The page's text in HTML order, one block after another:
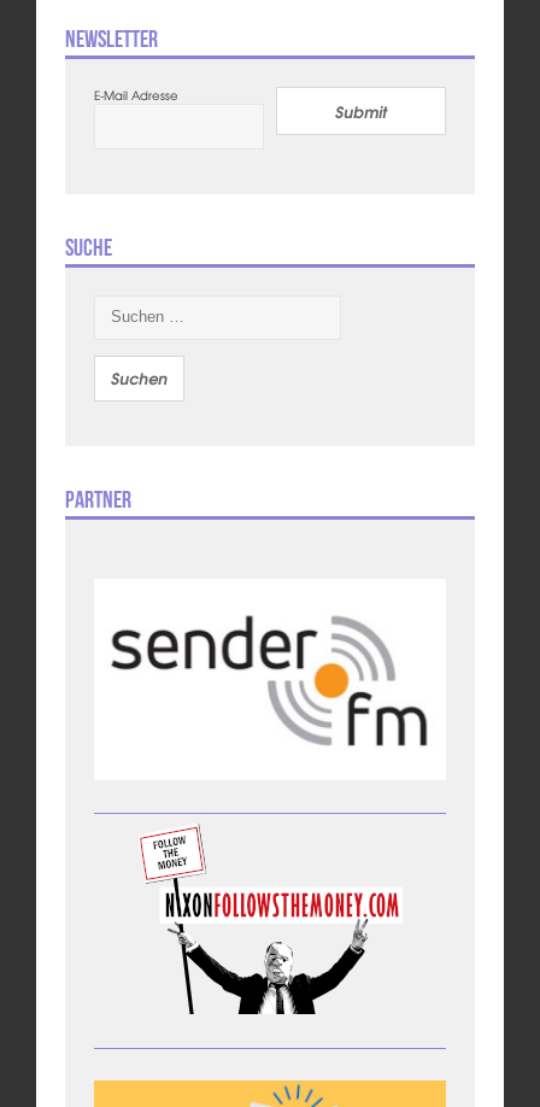
Newsletter
E-Mail Adresse
Submit
Suche
nach:
Partner